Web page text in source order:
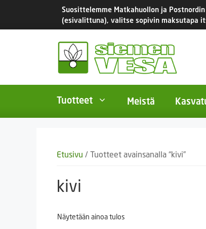
Suosittelemme Matkahuollon ja
(esivalittuna), valitse sopivin maksutapa
Tuotteet
Istukassipulit
Meistä
Etusivu / Tuotteet avainsanalla “kivi”
kivi
Näytetään ainoa tulos